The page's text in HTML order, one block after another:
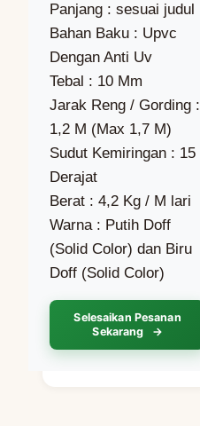
Panjang : sesuai judul
Bahan Baku : Upvc
Dengan Anti Uv
Tebal : 10 Mm
Jarak Reng / Gording :
1,2 M (Max 1,7 M)
Sudut Kemiringan : 15
Derajat
Berat : 4,2 Kg / M lari
Warna : Putih Doff
(Solid Color) dan Biru
Doff (Solid Color)
Selesaikan Pesanan
Sekarang